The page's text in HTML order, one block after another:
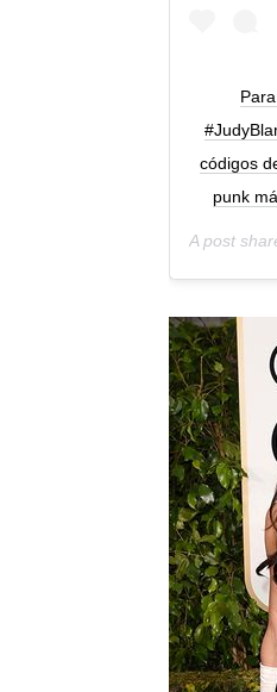
códigos
punk
A post